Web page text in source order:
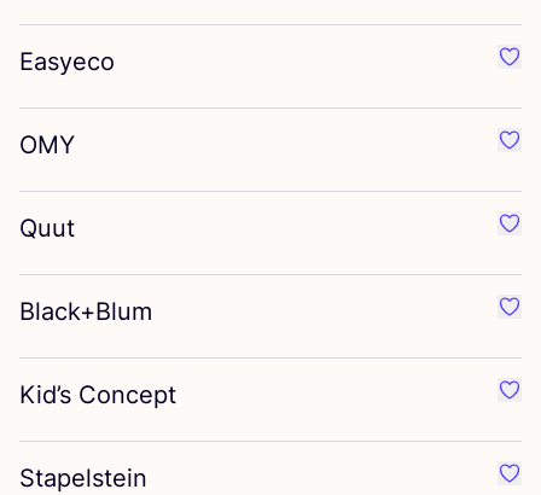
Easyeco
OMY
Quut
Black+Blum
Kid’s Concept
Stapelstein